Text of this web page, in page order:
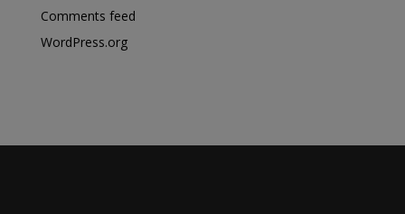
Comments feed
WordPress.org